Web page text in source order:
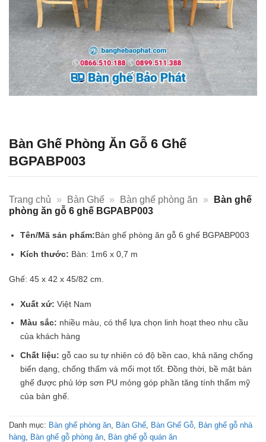
Bàn Ghế Phòng Ăn Gỗ 6 Ghế
BGPABP003
Trang chủ » Bàn Ghế » Bàn ghế phòng ăn »
Bàn ghế
phòng ăn gỗ 6 ghế BGPABP003
Tên/Mã sản phẩm:Bàn ghế phòng ăn gỗ 6 ghế BGPABP003
Kích thước: Bàn: 1m6 x 0,7 m
Ghế: 45 x 42 x 45/82 cm.
Xuất xứ: Việt Nam
Màu sắc: nhiều màu, có thể lựa chọn linh hoạt theo nhu cầu
của khách hàng
Chất liệu: gỗ cao su tự nhiên có độ bền cao, khả năng chống
biến dạng, chống thấm và mối mọt tốt. Đồng thời, bề mặt bàn
ghế được phủ lớp sơn PU mỏng góp phần tăng tính thẩm mỹ
của bàn ghế.
Danh mục: Bàn ghế phòng ăn Bàn Ghế Bàn Ghế Gỗ Bàn ghế gỗ nhà
hàng Bàn ghế gỗ phòng ăn Bàn ghế gỗ quán ăn